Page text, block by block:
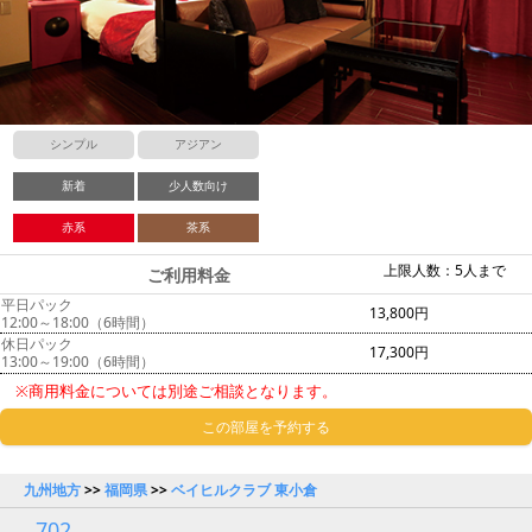
シンプル アジアン
新着 少人数向け
赤系 茶系
上限人数：5人まで
ご利用料金
平日パック
12:00～18:00（6時間）
13,800円
休日パック
13:00～19:00（6時間）
17,300円
※商用料金については別途ご相談となります。
この部屋を予約する
九州地方>>福岡県>>ベイヒルクラブ 東小倉